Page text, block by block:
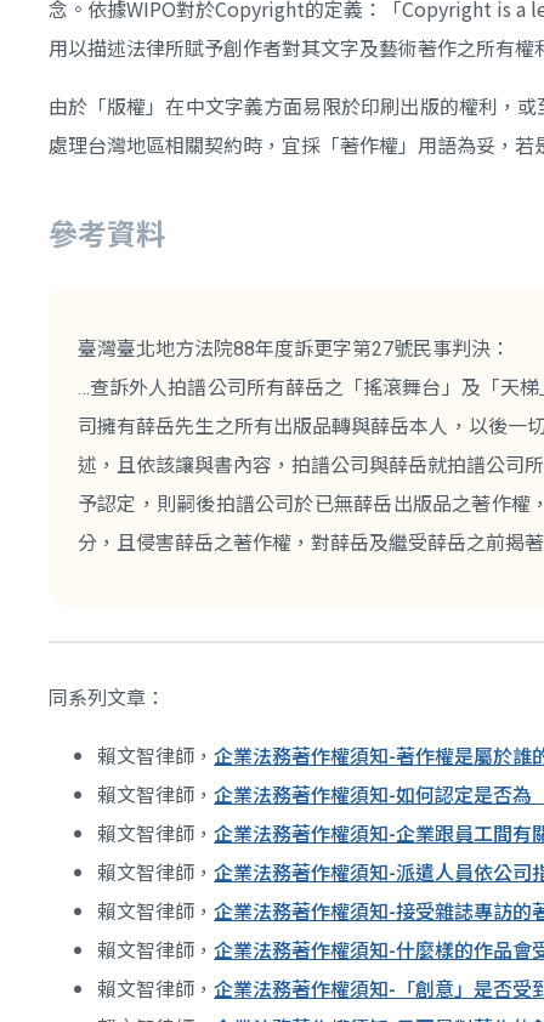
念。依據WIPO對於Copyright的定義：「Copyright is
用以描述法律所賦予創作者對其文字及藝術著作之所有權
由於「版權」在中文字義方面易限於印刷出版的權利，
處理台灣地區相關契約時，宜採「著作權」用語為妥，
參考資料
臺灣臺北地方法院88年度訴更字第27號民事判決：
…查訴外人拍譜公司所有薛岳之「搖滾舞台」及「天
司擁有薛岳先生之所有出版品轉與薛岳本人，以後一
述，且依該讓與書內容，拍譜公司與薛岳就拍譜公司
予認定，則嗣後拍譜公司於已無薛岳出版品之著作
分，且侵害薛岳之著作權，對薛岳及繼受薛岳之前揭
同系列文章：
賴文智律師， 企業法務著作權須知-著作權是屬於誰
賴文智律師， 企業法務著作權須知-如何認定是否為
賴文智律師， 企業法務著作權須知-企業跟員工間
賴文智律師， 企業法務著作權須知-派遣人員依公
賴文智律師， 企業法務著作權須知-接受雜誌專訪的
賴文智律師， 企業法務著作權須知-什麼樣的作品會
賴文智律師， 企業法務著作權須知-「創意」是否受